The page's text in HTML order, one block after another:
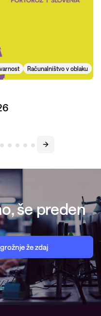
Računalništvo v oblaku
še preden
že zdaj